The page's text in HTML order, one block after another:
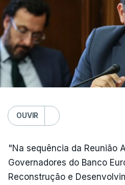
OUVIR
"Na sequência da Reunião
Governadores do Banco
Reconstrução e